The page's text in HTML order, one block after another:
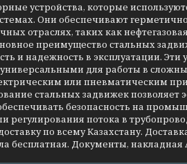
устройства, которые
Они обеспечивают
отраслях, таких как
преимущество стальных
и надежность в эксплуатации.
для работы в
или пневматическим
стальных задвижек позволяет
безопасность на
регулирования потока в
по всему Казахстану.
бесплатная. Документы, накладная